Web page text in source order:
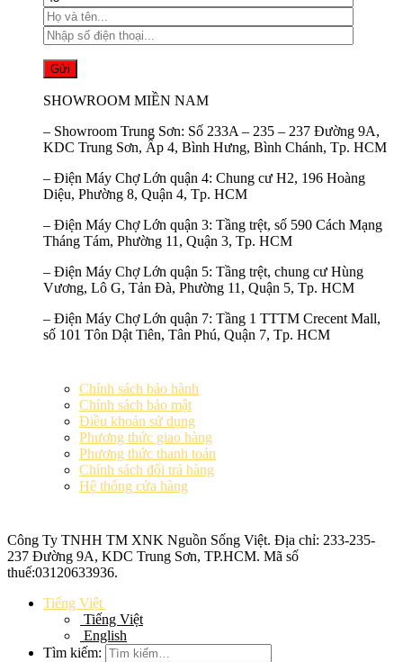
SHOWROOM MIỀN NAM
– Showroom Trung Sơn: Số 233A – 235 – 237 Đường 9A,
KDC Trung Sơn, Ấp 4, Bình Hưng, Bình Chánh, Tp. HCM
– Điện Máy Chợ Lớn quận 4: Chung cư H2, 196 Hoàng
Diệu, Phường 8, Quận 4, Tp. HCM
– Điện Máy Chợ Lớn quận 3: Tầng trệt, số 590 Cách Mạng
Tháng Tám, Phường 11, Quận 3, Tp. HCM
– Điện Máy Chợ Lớn quận 5: Tầng trệt, chung cư Hùng
Vương, Lô G, Tản Đà, Phường 11, Quận 5, Tp. HCM
– Điện Máy Chợ Lớn quận 7: Tầng 1 TTTM Crecent Mall,
số 101 Tôn Dật Tiên, Tân Phú, Quận 7, Tp. HCM
Chính sách bảo hành
Chính sách bảo mật
Điều khoản sử dụng
Phương thức giao hàng
Phương thức thanh toán
Chính sách đổi trả hàng
Hệ thống cửa hàng
Công Ty TNHH TM XNK Nguồn Sống Việt. Địa chỉ: 233-235-
237 Đường 9A, KDC Trung Sơn, TP.HCM. Mã số
thuế:03120633936.
Tiếng Việt
Tiếng Việt
English
Tìm kiếm: